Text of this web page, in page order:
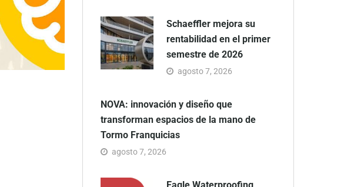
Schaeffler mejora su
rentabilidad en el primer
semestre de 2026
agosto 7, 2026
NOVA: innovación y diseño que
transforman espacios de la mano de
Tormo Franquicias
agosto 7, 2026